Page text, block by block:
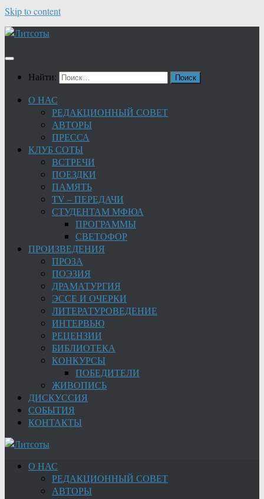
Skip to content
Найти:
О НАС
РЕДАКЦИОННЫЙ СОВЕТ
АВТОРЫ
ПРЕССА
КЛУБ СОТЫ
ВСТРЕЧИ
ПОЕЗДКИ
ПАМЯТЬ
TV – ПЕРЕДАЧИ
СТУДЕНТАМ МФЮА
ПРОГРАММЫ
СВЕТОФОР
ПРОИЗВЕДЕНИЯ
ПРОЗА
ПОЭЗИЯ
ДРАМАТУРГИЯ
ЭССЕ И ОЧЕРКИ
ЛИТЕРАТУРОВЕДЕНИЕ
ИНТЕРВЬЮ
РЕЦЕНЗИИ
БИБЛИОТЕКА
КОНКУРСЫ
ПОБЕДИТЕЛИ
ЖИВОПИСЬ
ДИСКУССИЯ
СОБЫТИЯ
КОНТАКТЫ
О НАС
РЕДАКЦИОННЫЙ СОВЕТ
АВТОРЫ